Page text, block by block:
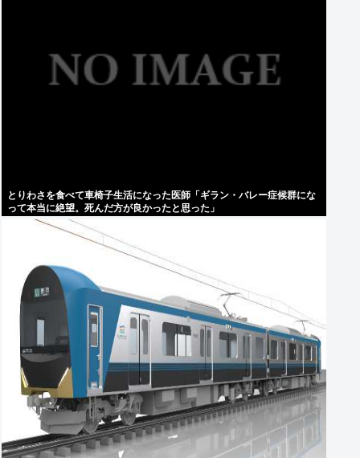
とりわさを食べて車椅子生活になった医師「ギラン・バレー症候群にな
って本当に絶望。死んだ方が良かったと思った」